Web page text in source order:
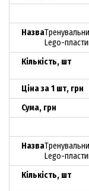
Lego-
Lego-